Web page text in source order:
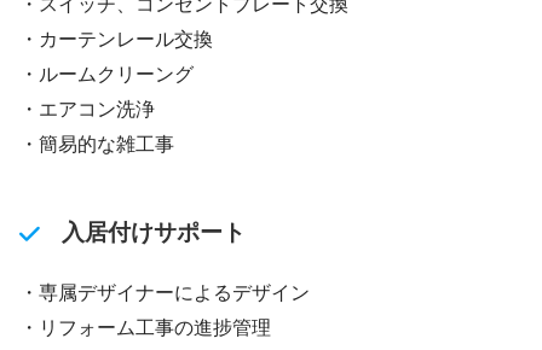
・スイッチ、コンセントプレート交換
・カーテンレール交換
・ルームクリーング
・エアコン洗浄
・簡易的な雑工事
入居付けサポート
・専属デザイナーによるデザイン
・リフォーム工事の進捗管理